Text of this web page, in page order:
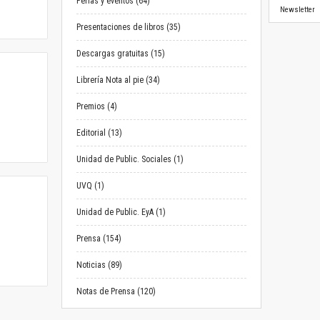
Presentaciones de libros (35)
Descargas gratuitas (15)
Librería Nota al pie (34)
Premios (4)
Editorial (13)
Unidad de Public. Sociales (1)
UVQ (1)
Unidad de Public. EyA (1)
Prensa (154)
Noticias (89)
Notas de Prensa (120)
Newsletter